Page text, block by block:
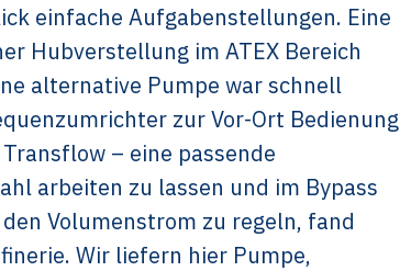
einfache Aufgabenstellungen. Eine
Hubverstellung im ATEX Bereich
alternative Pumpe war schnell
zur Vor-Ort Bedienung
– eine passende
arbeiten zu lassen und im Bypass
Volumenstrom zu regeln, fand
Wir liefern hier Pumpe,